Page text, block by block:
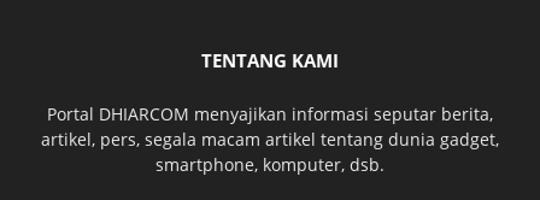
TENTANG KAMI
Portal DHIARCOM menyajikan informasi seputar berita,
artikel, pers, segala macam artikel tentang dunia gadget,
smartphone, komputer, dsb.